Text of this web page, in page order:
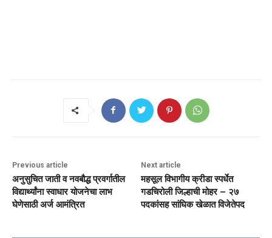
Previous article
अनुसुचित जाती व नवबौद्ध प्रवर्गातील
विद्यार्थ्यांना स्वाधार योजनेचा लाभ
घेणेसाठी अर्ज आमंत्रित
Next article
महसूल विभागीय क्रीडा स्पर्धेत
गडचिरोली जिल्हाची मोहर – २७
पदकांसह सांघिक खेळात विजेतेपद